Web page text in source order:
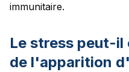
immunitaire.
Le stress peut-il
de l'apparition